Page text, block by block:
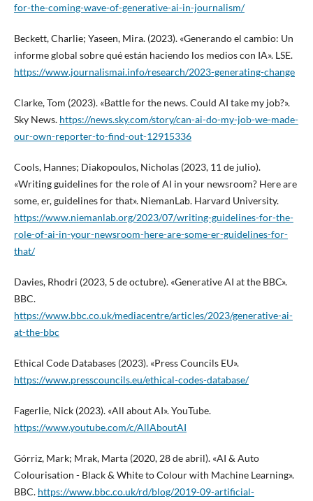
for-the-coming-wave-of-generative-ai-in-journalism/
Beckett, Charlie; Yaseen, Mira. (2023). «Generando el cambio: Un
informe global sobre qué están haciendo los medios con IA». LSE.
https://www.journalismai.info/research/2023-generating-change
Clarke, Tom (2023). «Battle for the news. Could AI take my job?».
Sky News. https://news.sky.com/story/can-ai-do-my-job-we-made-
our-own-reporter-to-find-out-12915336
Cools, Hannes; Diakopoulos, Nicholas (2023, 11 de julio).
«Writing guidelines for the role of AI in your newsroom? Here are
some, er, guidelines for that». NiemanLab. Harvard University.
https://www.niemanlab.org/2023/07/writing-guidelines-for-the-
role-of-ai-in-your-newsroom-here-are-some-er-guidelines-for-
that/
Davies, Rhodri (2023, 5 de octubre). «Generative AI at the BBC».
BBC.
https://www.bbc.co.uk/mediacentre/articles/2023/generative-ai-
at-the-bbc
Ethical Code Databases (2023). «Press Councils EU».
https://www.presscouncils.eu/ethical-codes-database/
Fagerlie, Nick (2023). «All about AI». YouTube.
https://www.youtube.com/c/AllAboutAI
Górriz, Mark; Mrak, Marta (2020, 28 de abril). «AI & Auto
Colourisation - Black & White to Colour with Machine Learning».
BBC. https://www.bbc.co.uk/rd/blog/2019-09-artificial-